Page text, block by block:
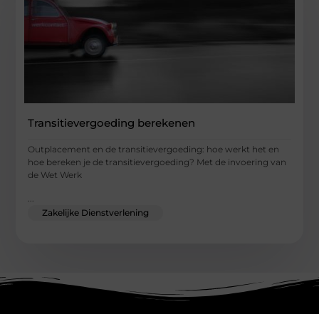
Transitievergoeding berekenen
Outplacement en de transitievergoeding: hoe werkt het en
hoe bereken je de transitievergoeding? Met de invoering van
de Wet Werk
Zakelijke Dienstverlening